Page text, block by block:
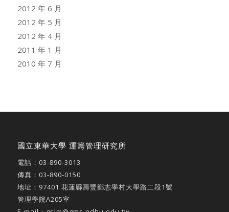
2012 年 6 月
2012 年 5 月
2012 年 4 月
2011 年 1 月
2010 年 7 月
國立東華大學 運籌管理研究所
電話： 03-890-3013
傳真：03-890-0150
地址： 97401 花蓮縣壽豐鄉志學村大學路二段1號
管理學院A205室